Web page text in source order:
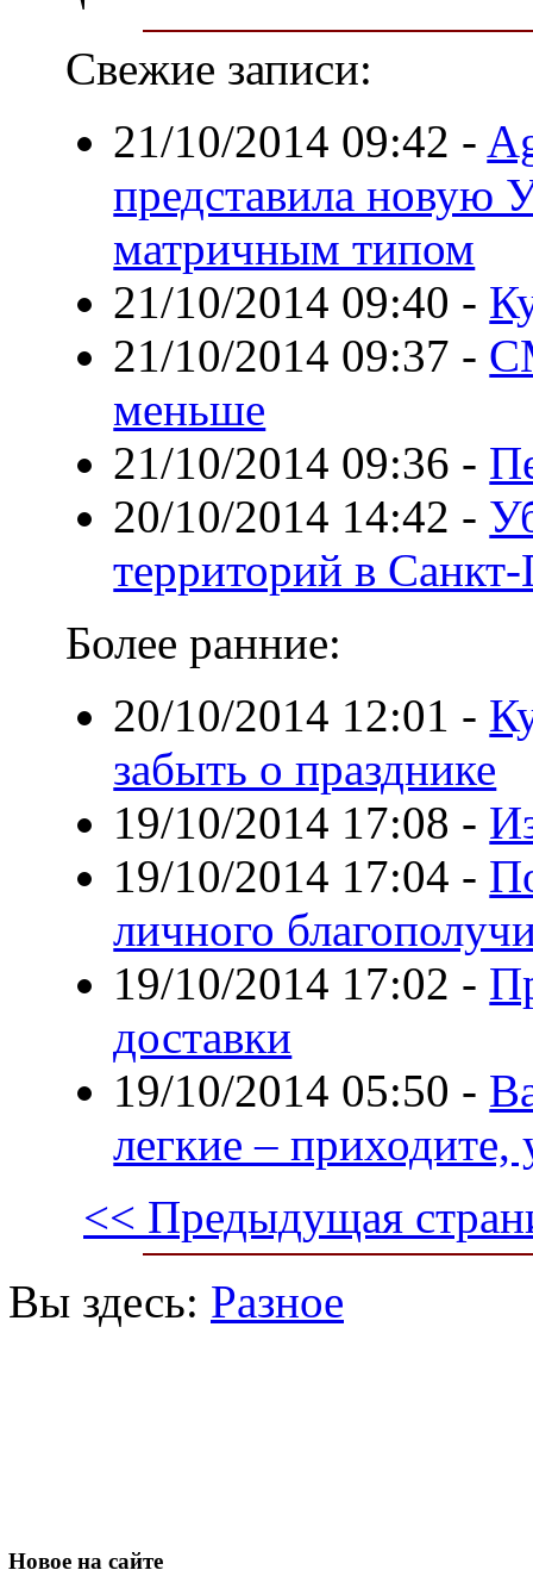
Свежие записи:
21/10/2014 09:42 -
представила новую
матричным типом
21/10/2014 09:40 -
21/10/2014 09:37 -
меньше
21/10/2014 09:36 -
20/10/2014 14:42 -
территорий в Санкт-
Более ранние:
20/10/2014 12:01 -
забыть о празднике
19/10/2014 17:08 -
19/10/2014 17:04 -
личного
19/10/2014 17:02 -
доставки
19/10/2014 05:50 -
легкие –
<< Предыдущая
Вы здесь: Разное
Новое на сайте